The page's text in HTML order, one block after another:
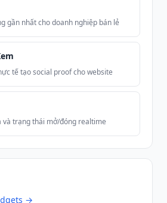
gần nhất cho doanh nghiệp bán lẻ
tế tạo social proof cho website
và trạng thái mở/đóng realtime
→